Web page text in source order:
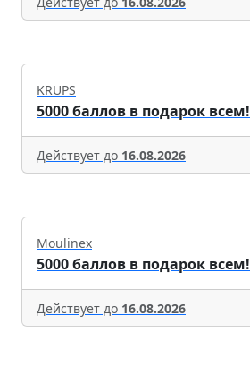
KRUPS
5000 баллов в подарок всем!
Действует до 16.08.2026
Moulinex
5000 баллов в подарок всем!
Действует до 16.08.2026